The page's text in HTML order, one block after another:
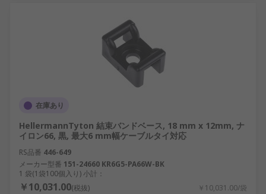
在庫あり
HellermannTyton 結束バンドベース, 18 mm x 12mm, ナ
イロン66, 黒, 最大6 mm幅ケーブルタイ対応
RS品番 446-649
メーカー型番 151-24660 KR6G5-PA66W-BK
1 袋(1袋100個入り) 小計：
￥10,031.00(税抜) ￥10,031.00/袋